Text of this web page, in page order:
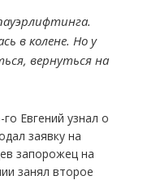
в колене. Но у
вернуться на
Евгений узнал о
заявку на
запорожец на
занял второе